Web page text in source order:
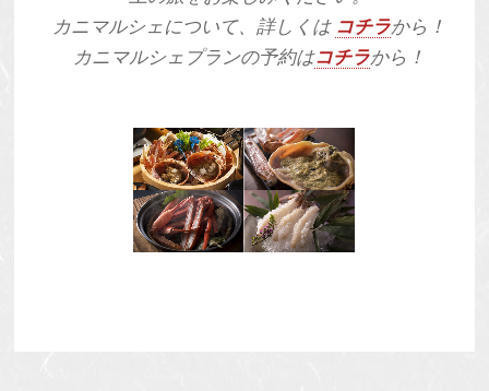
カニマルシェについて、詳しくは コチラから！
カニマルシェプランの予約はコチラから！